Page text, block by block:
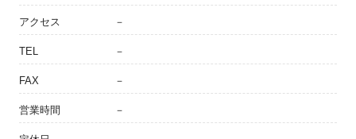
アクセス －
TEL －
FAX －
営業時間 －